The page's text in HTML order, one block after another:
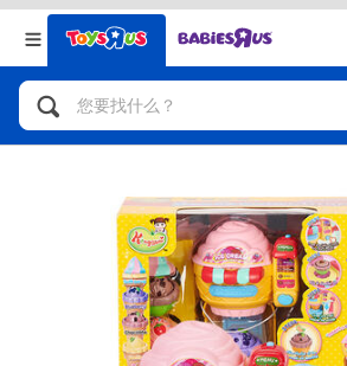
返回
分类目录
人气英雄，角色扮演，射击玩具
自行车，滑板车，骑乘车
拼砌组合及乐高LEGO
玩具车，货车，火车及遥控系列
返回
品牌